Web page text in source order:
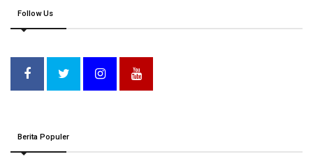
Follow Us
Berita Populer